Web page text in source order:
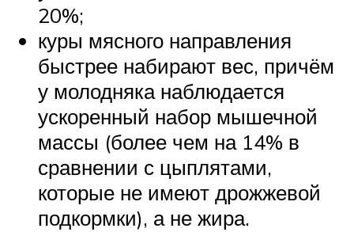
20%;
куры мясного направления
быстрее набирают вес, причём
у молодняка наблюдается
ускоренный набор мышечной
массы (более чем на 14% в
сравнении с цыплятами,
которые не имеют дрожжевой
подкормки), а не жира.